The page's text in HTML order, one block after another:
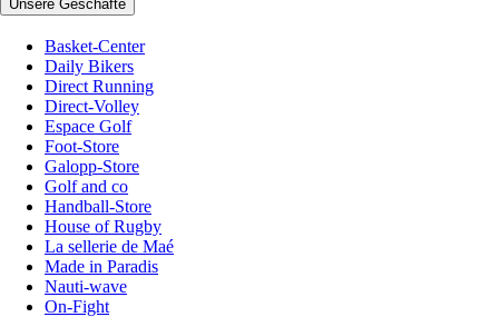
Unsere Geschäfte
Basket-Center
Daily Bikers
Direct Running
Direct-Volley
Espace Golf
Foot-Store
Galopp-Store
Golf and co
Handball-Store
House of Rugby
La sellerie de Maé
Made in Paradis
Nauti-wave
On-Fight